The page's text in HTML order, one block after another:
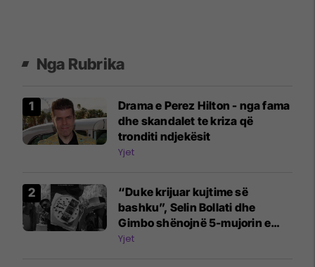
Nga Rubrika
Drama e Perez Hilton - nga fama
dhe skandalet te kriza që
tronditi ndjekësit
Yjet
“Duke krijuar kujtime së
bashku”, Selin Bollati dhe
Gimbo shënojnë 5-mujorin e
lidhjes
Yjet